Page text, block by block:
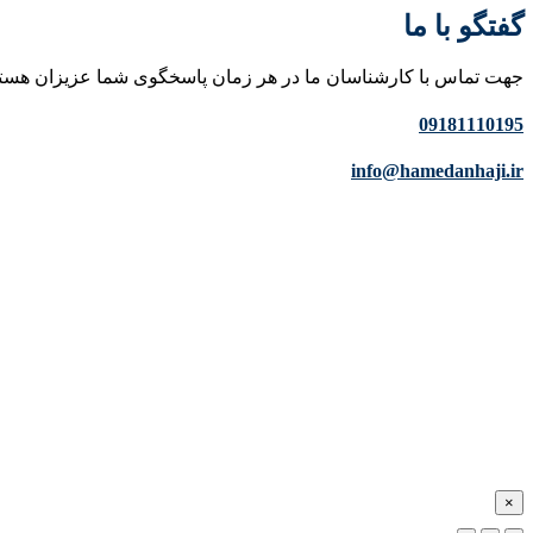
گفتگو با ما
جهت تماس با کارشناسان ما در هر زمان پاسخگوی شما عزیزان
09181110195
info@hamedanhaji.ir
×